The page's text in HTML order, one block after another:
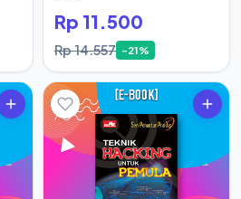
Rp 11.500
Rp 14.557 -21%